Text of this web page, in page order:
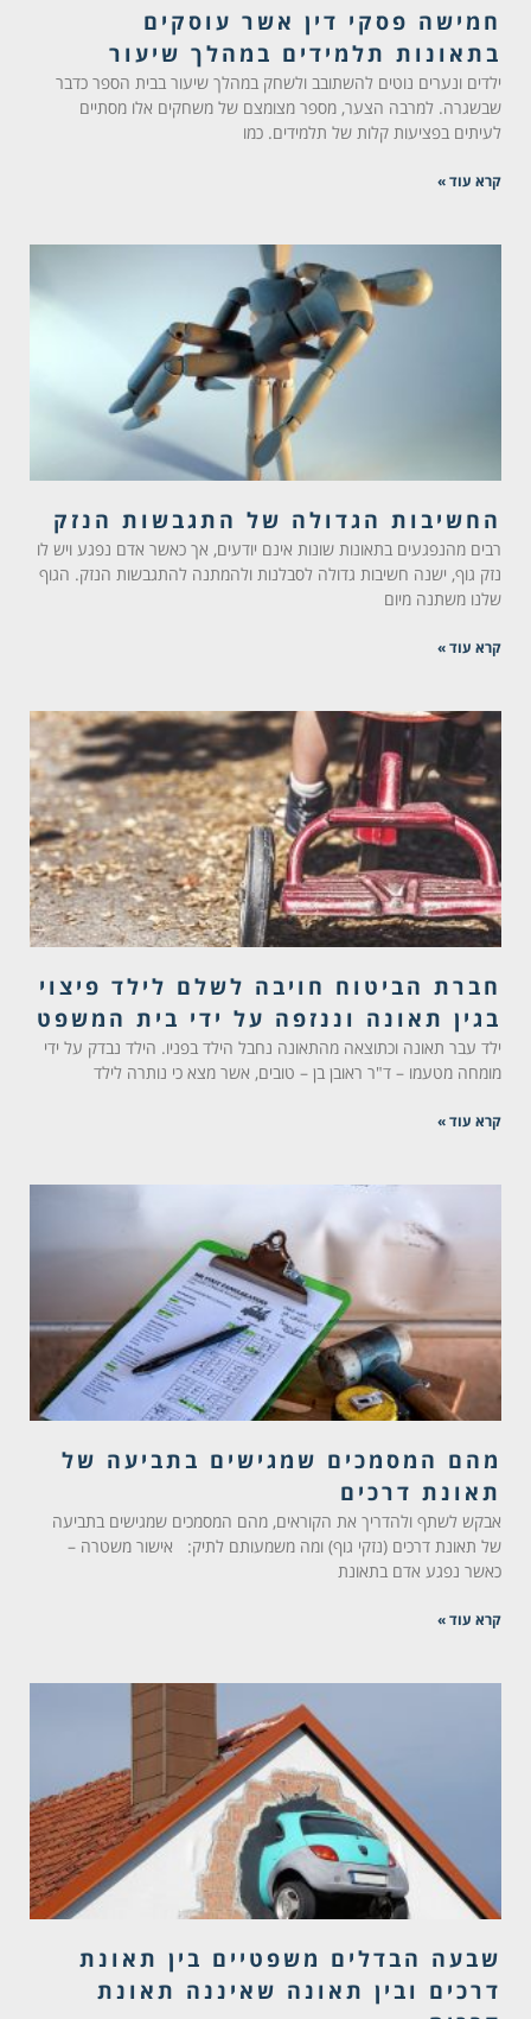
חמישה פסקי דין אשר עוסקים
בתאונות תלמידים במהלך שיעור
ילדים ונערים נוטים להשתובב ולשחק במהלך שיעור בבית הספר כדבר
שבשגרה. למרבה הצער, מספר מצומצם של משחקים אלו מסתיים
לעיתים בפציעות קלות של תלמידים. כמו
קרא עוד »
החשיבות הגדולה של התגבשות הנזק
רבים מהנפגעים בתאונות שונות אינם יודעים, אך כאשר אדם נפגע ויש לו
נזק גוף, ישנה חשיבות גדולה לסבלנות ולהמתנה להתגבשות הנזק. הגוף
שלנו משתנה מיום
קרא עוד »
חברת הביטוח חויבה לשלם לילד פיצוי
בגין תאונה וננזפה על ידי בית המשפט
ילד עבר תאונה וכתוצאה מהתאונה נחבל הילד בפניו. הילד נבדק על ידי
מומחה מטעמו – ד"ר ראובן בן – טובים, אשר מצא כי נותרה לילד
קרא עוד »
מהם המסמכים שמגישים בתביעה של
תאונת דרכים
אבקש לשתף ולהדריך את הקוראים, מהם המסמכים שמגישים בתביעה
של תאונת דרכים (נזקי גוף) ומה משמעותם לתיק: אישור משטרה –
כאשר נפגע אדם בתאונת
קרא עוד »
שבעה הבדלים משפטיים בין תאונת
דרכים ובין תאונה שאיננה תאונת